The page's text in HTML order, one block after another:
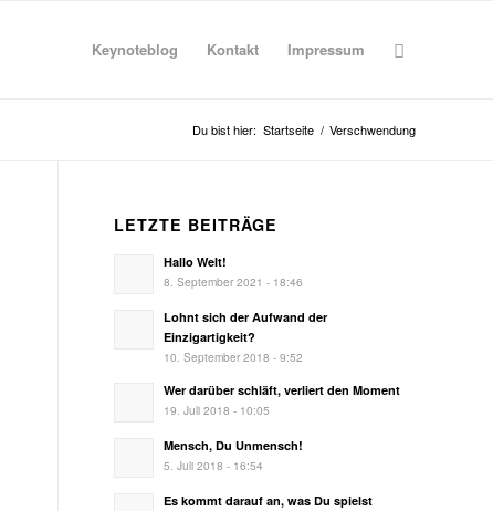
Keynoteblog Kontakt Impressum
Du bist hier: Startseite / Verschwendung
LETZTE BEITRÄGE
Hallo Welt!
8. September 2021 - 18:46
Lohnt sich der Aufwand der
Einzigartigkeit?
10. September 2018 - 9:52
Wer darüber schläft, verliert den Moment
19. Juli 2018 - 10:05
Mensch, Du Unmensch!
5. Juli 2018 - 16:54
Es kommt darauf an, was Du spielst